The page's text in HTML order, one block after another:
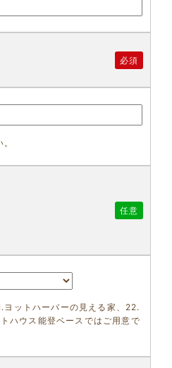
必須
任意
ットハーバーの見える家、22.
ハウス能登ベースではご用意で